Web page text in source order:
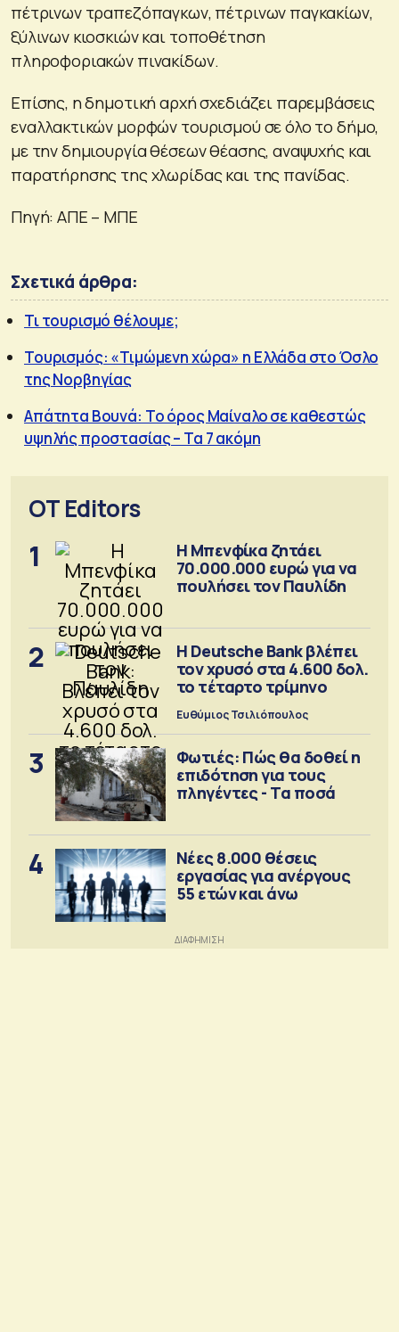
πέτρινων τραπεζόπαγκων, πέτρινων παγκακίων,
ξύλινων κιοσκιών και τοποθέτηση
πληροφοριακών πινακίδων.
Επίσης, η δημοτική αρχή σχεδιάζει παρεμβάσεις
εναλλακτικών μορφών τουρισμού σε όλο το δήμο,
με την δημιουργία θέσεων θέασης, αναψυχής και
παρατήρησης της χλωρίδας και της πανίδας.
Πηγή: ΑΠΕ – ΜΠΕ
Σχετικά άρθρα:
Τι τουρισμό θέλουμε;
Τουρισμός: «Τιμώμενη χώρα» η Ελλάδα στο Όσλο
της Νορβηγίας
Απάτητα Βουνά: Το όρος Μαίναλο σε καθεστώς
υψηλής προστασίας – Τα 7 ακόμη
OT Editors
1
Η Μπενφίκα ζητάει
70.000.000 ευρώ για να
πουλήσει τον Παυλίδη
2
Η Deutsche Bank βλέπει
τον χρυσό στα 4.600 δολ.
το τέταρτο τρίμηνο
Ευθύμιος Τσιλιόπουλος
3
Φωτιές: Πώς θα δοθεί η
επιδότηση για τους
πληγέντες - Τα ποσά
4
Νέες 8.000 θέσεις
εργασίας για ανέργους
55 ετών και άνω